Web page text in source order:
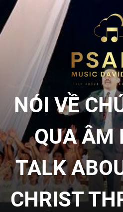
Skip
the
NÓI VỀ
QUA ÂM
TALK
CHRIST